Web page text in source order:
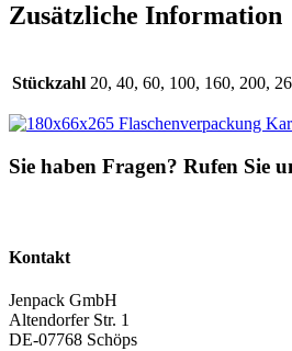
Zusätzliche Information
Stückzahl 20, 40, 60, 100, 160, 200,
Sie haben Fragen? Rufen Sie
Kontakt
Jenpack GmbH
Altendorfer Str. 1
DE-07768 Schöps